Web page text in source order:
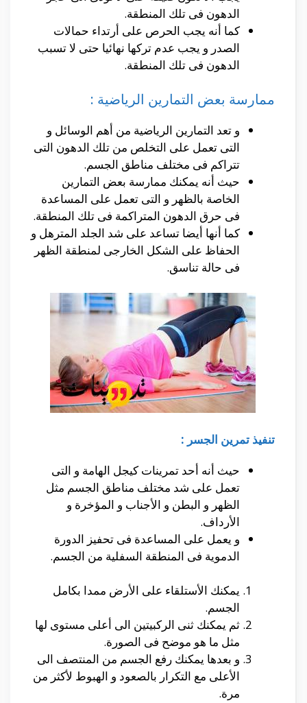
الدهون فى تلك المنطقة.
كما أنه يجب الحرص على أرتداء حمالات
الصدر و يجب عدم تركها نهائيا حتى لا تسبب
الدهون فى تلك المنطقة.
ممارسة بعض التمارين الرياضية :
و تعد التمارين الرياضية من أهم الوسائل و
التى تعمل على التخلص من تلك الدهون التى
تتراكم فى مختلف مناطق الجسم.
حيث أنه يمكنك ممارسة بعض التمارين
الخاصة بالظهر و التى تعمل على المساعدة
فى حرق الدهون المتراكمة فى تلك المنطقة.
كما أنها أيضا تساعد على شد الجلد المترهل و
الحفاظ على الشكل الخارجى لمنطقة الظهر
فى حالة تناسق.
تنفيذ تمرين الجسر :
حيث أنه أحد تمرينات كيجل الهامة و التى
تعمل على شد مختلف مناطق الجسم مثل
الظهر و البطن و الأجناب و المؤخرة و
الأرداف.
و يعمل على المساعدة فى تحفيز الدورة
الدموية فى المنطقة السفلية من الجسم.
يمكنك الأستلقاء على الأرض ممدا بكامل
الجسم.
ثم يمكنك ثنى الركبيتين الى أعلى مستوى لها
مثل ما هو موضح فى الصورة.
و بعدها يمكنك رفع الجسم من المنتصف الى
الأعلى مع التكرار بالصعود و الهبوط لأكثر من
مرة.